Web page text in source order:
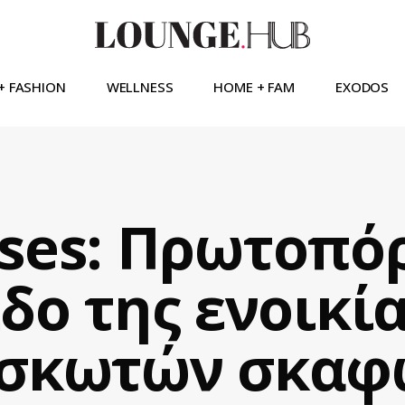
FASHION WELLNESS HOME + FAM EXODOS
της